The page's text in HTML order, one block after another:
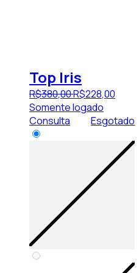
Top Iris
R$380,00R$228,00
Somente logado
Consulta
Esgotado